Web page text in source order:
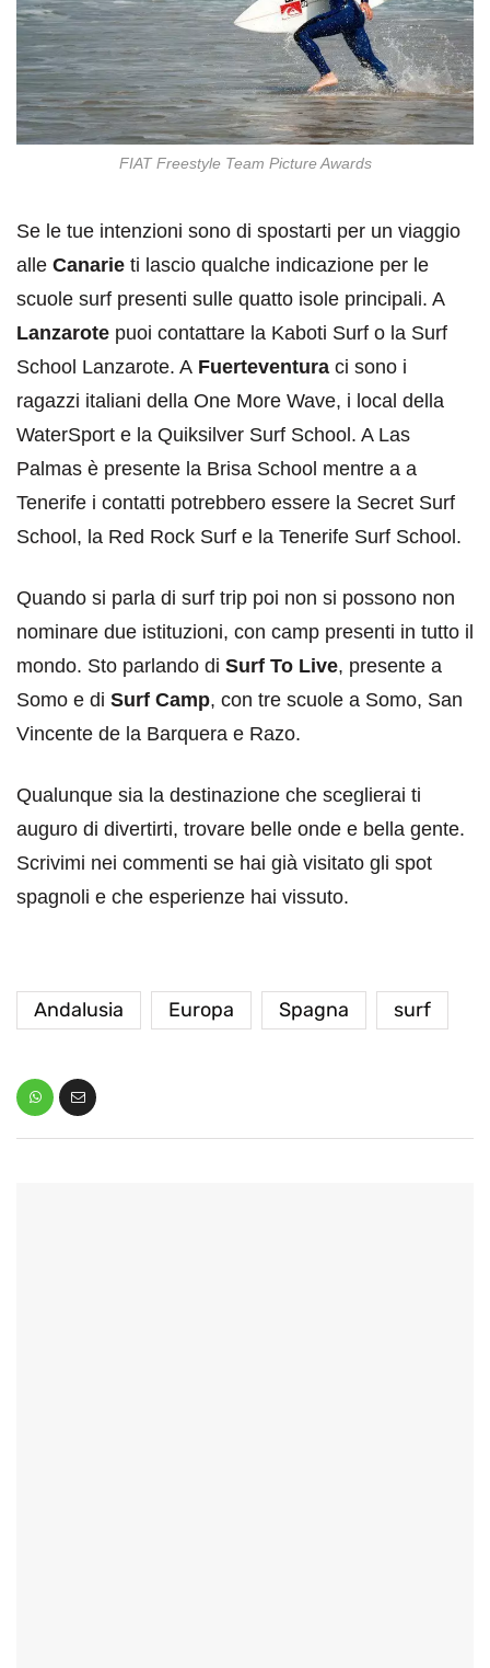
FIAT Freestyle Team Picture Awards
Se le tue intenzioni sono di spostarti per un viaggio
alle Canarie ti lascio qualche indicazione per le
scuole surf presenti sulle quatto isole principali. A
Lanzarote puoi contattare la Kaboti Surf o la Surf
School Lanzarote. A Fuerteventura ci sono i
ragazzi italiani della One More Wave, i local della
WaterSport e la Quiksilver Surf School. A Las
Palmas è presente la Brisa School mentre a a
Tenerife i contatti potrebbero essere la Secret Surf
School, la Red Rock Surf e la Tenerife Surf School.
Quando si parla di surf trip poi non si possono non
nominare due istituzioni, con camp presenti in tutto il
mondo. Sto parlando di Surf To Live, presente a
Somo e di Surf Camp, con tre scuole a Somo, San
Vincente de la Barquera e Razo.
Qualunque sia la destinazione che sceglierai ti
auguro di divertirti, trovare belle onde e bella gente.
Scrivimi nei commenti se hai già visitato gli spot
spagnoli e che esperienze hai vissuto.
Andalusia Europa Spagna surf